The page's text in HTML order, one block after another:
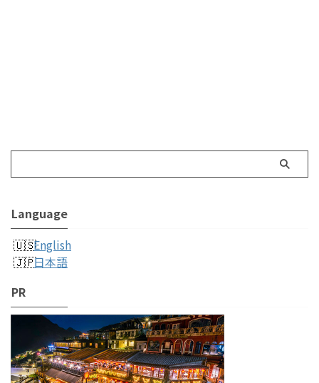
Language
English
日本語
PR